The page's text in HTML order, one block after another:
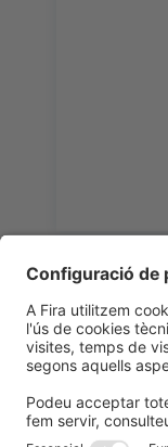
Informació